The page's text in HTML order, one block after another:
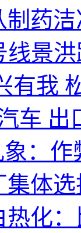
制药
线景
有我
车 出
：
体选
化